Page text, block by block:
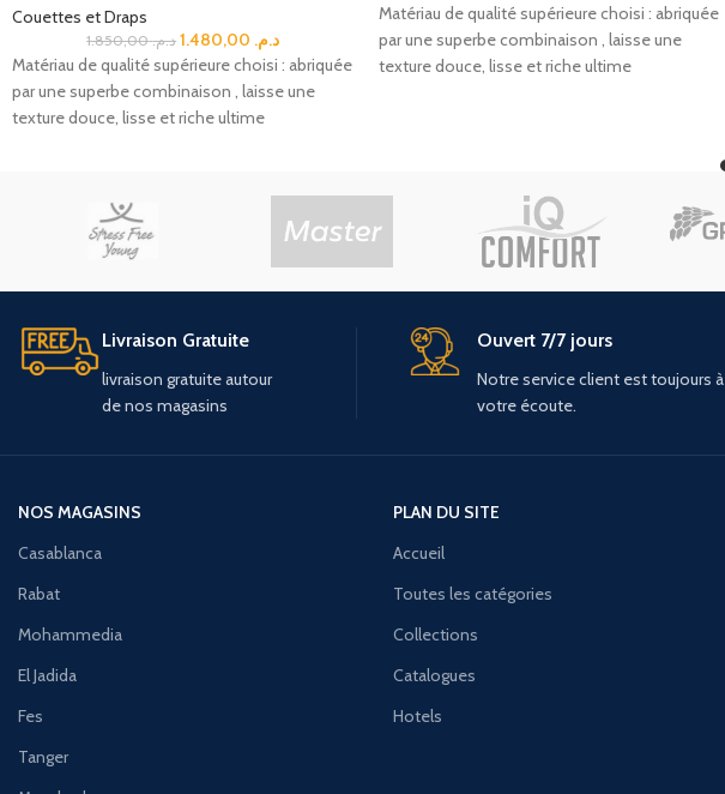
Couettes et Draps
د.م.1.850,00 د.م.
Matériau de qualité supérieure choisi : abriquée
par une superbe combinaison , laisse une
texture douce, lisse et riche ultime
Matériau de qualité supérieure choisi : abriquée
par une superbe combinaison , laisse une
texture douce, lisse et riche ultime
Livraison Gratuite
livraison gratuiteautour
denos magasins
Ouvert 7/7 jours
Notre service client est toujours à
votre écoute.
NOS MAGASINS
Casablanca
Rabat
Mohammedia
El Jadida
Fes
Tanger
PLAN DU SITE
Accueil
Toutes les catégories
Collections
Catalogues
Hotels